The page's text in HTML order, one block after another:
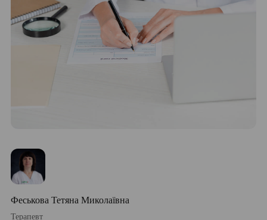
Феськова Тетяна Миколаївна
Терапевт